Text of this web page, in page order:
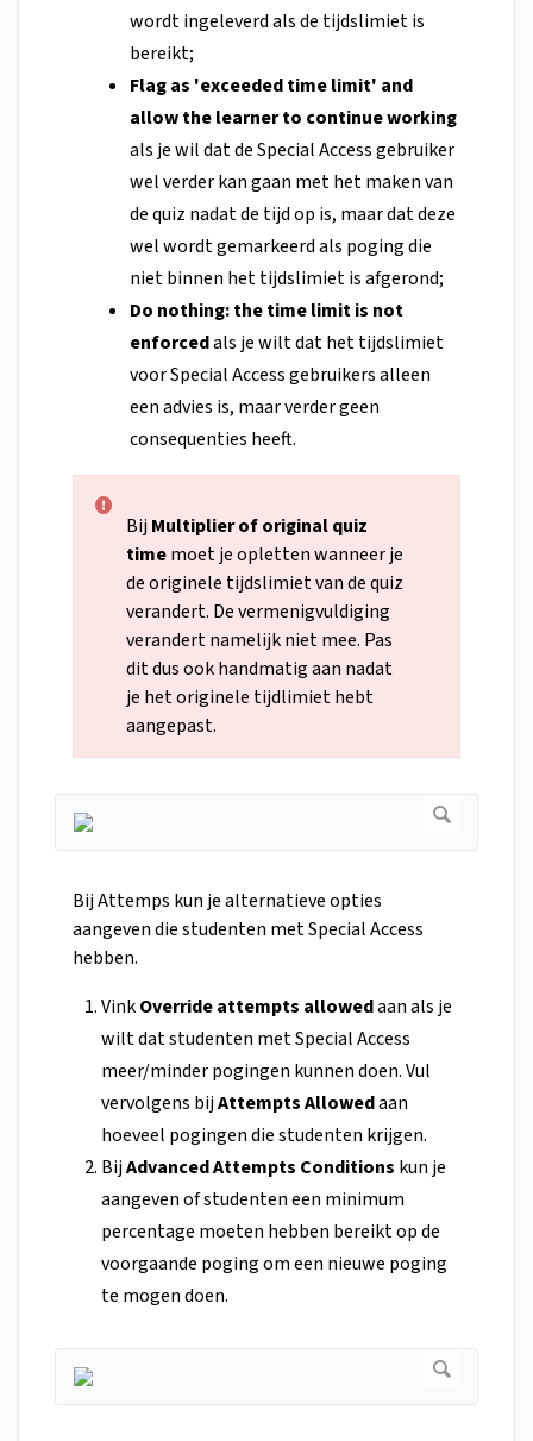
wordt ingeleverd als de tijdslimiet is
bereikt;
Flag as 'exceeded time limit' and
allow the learner to continue working
als je wil dat de Special Access gebruiker
wel verder kan gaan met het maken van
de quiz nadat de tijd op is, maar dat deze
wel wordt gemarkeerd als poging die
niet binnen het tijdslimiet is afgerond;
Do nothing: the time limit is not
enforcedals je wilt dat het tijdslimiet
voor Special Access gebruikers alleen
een advies is, maar verder geen
consequenties heeft.
BijMultiplier of original quiz
timemoet je opletten wanneer je
de originele tijdslimiet van de quiz
verandert. De vermenigvuldiging
verandert namelijk niet mee. Pas
dit dus ook handmatig aan nadat
je het originele tijdlimiet hebt
aangepast.
Bij Attemps kun je alternatieve opties
aangeven die studenten met Special Access
hebben.
VinkOverride attempts allowedaan als je
wilt dat studenten met Special Access
meer/minder pogingen kunnen doen. Vul
vervolgens bijAttempts Allowedaan
hoeveel pogingen die studenten krijgen.
BijAdvanced Attempts Conditions kun je
aangeven of studenten een minimum
percentage moeten hebben bereikt op de
voorgaande poging om een nieuwe poging
te mogen doen.